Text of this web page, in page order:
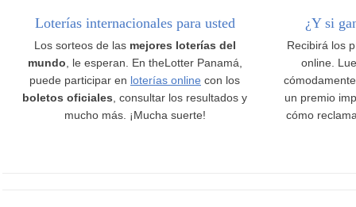
Loterías internacionales para usted
Los sorteos de las mejores loterías del
mundo , le esperan. En theLotter Panamá,
puede participar en loterías online con los
boletos oficiales , consultar los resultados y
mucho más. ¡Mucha suerte!
¿Y si
Recibirá los
online.
un premio
cómo